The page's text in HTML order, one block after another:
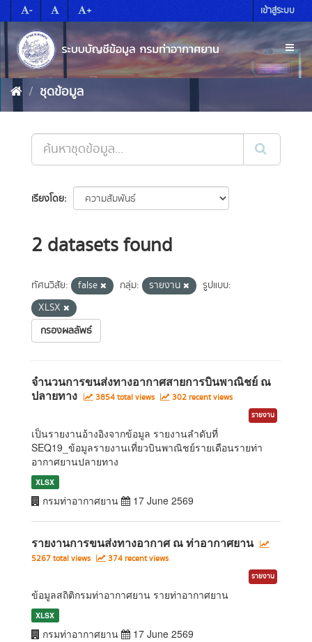
to
content
- + เข้าสู่ระบบ
ชุดข้อมูล
เรียงโดย
2 datasets found
ทัศนวิสัย: false กลุ่ม: รายงาน
รูปแบบ:
XLSX
กรองผลลัพธ์
จำนวนการขนส่งทางอากาศสายการบินพาณิชย์ ณ
ปลายทาง
3854 total views 302 recent views
รายงาน
เป็นรายงานอ้างอิงจากข้อมูล รายงานลำดับที่
SEQ19_ข้อมูลรายงานเที่ยวบินพาณิชย์รายเดือนรายท่า
อากาศยานปลายทาง
XLSX
กรมท่าอากาศยาน 17 June 2569
รายงานการขนส่งทางอากาศ ณ ท่าอากาศยาน
5267 total views 374 recent views
รายงาน
ข้อมูลสถิติกรมท่าอากาศยาน รายท่าอากาศยาน
XLSX
กรมท่าอากาศยาน 17 June 2569